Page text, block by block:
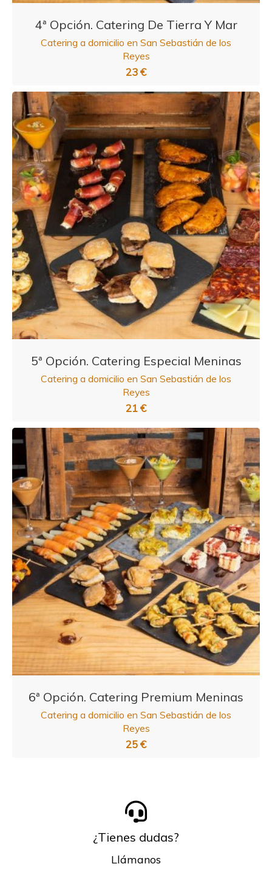
4ª Opción. Catering De Tierra Y Mar
Catering a domicilio en San Sebastián de los
Reyes
23 €
5ª Opción. Catering Especial Meninas
Catering a domicilio en San Sebastián de los
Reyes
21 €
6ª Opción. Catering Premium Meninas
Catering a domicilio en San Sebastián de los
Reyes
25 €
¿Tienes dudas?
Llámanos